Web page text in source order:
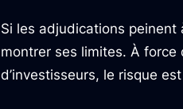
Si les adjudications
montrer ses limites. À
d’investisseurs, le risque